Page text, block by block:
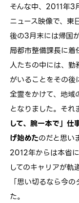
そんな中、2011年3
ニュース映像で、東
後の3月末には帰国
局都市整備課長に着
人たちの中には、勤
がいることをその後
全霊をかけて、地域
となりました。それ
して、腕一本で」仕
げ始めたのだと思い
2012年からは本省
してのキャリアが軌
「思い切るなら今
た。